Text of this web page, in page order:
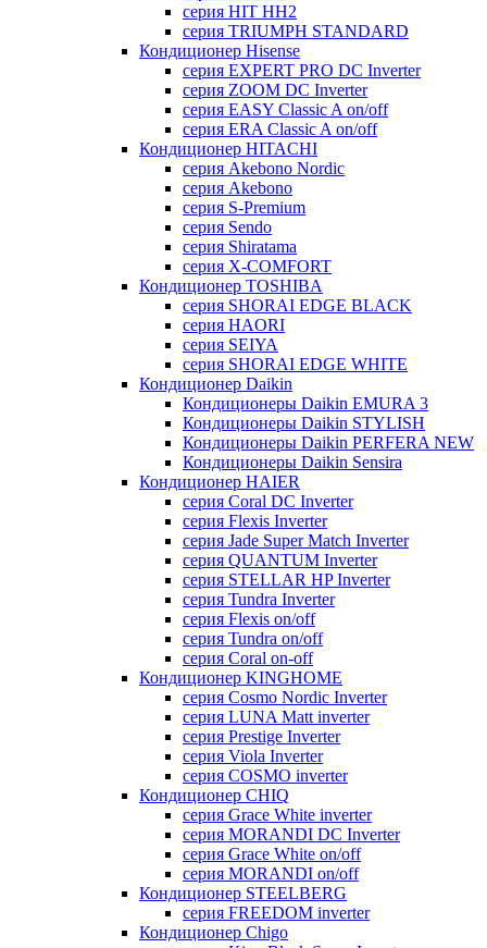
серия HIT HH2
серия TRIUMPH STANDARD
Кондиционер Hisense
серия EXPERT PRO DC Inverter
серия ZOOM DC Inverter
серия EASY Classic A on/off
серия ERA Classic A on/off
Кондиционер HITACHI
cерия Akebono Nordic
серия Akebono
серия S-Premium
серия Sendo
серия Shiratama
серия X-COMFORT
Кондиционер TOSHIBA
серия SHORAI EDGE BLACK
серия HAORI
серия SEIYA
серия SHORAI EDGE WHITE
Кондиционер Daikin
Кондиционеры Daikin EMURA 3
Кондиционеры Daikin STYLISH
Кондиционеры Daikin PERFERA NEW
Кондиционеры Daikin Sensira
Кондиционер HAIER
серия Coral DC Inverter
серия Flexis Inverter
серия Jade Super Match Inverter
серия QUANTUM Inverter
серия STELLAR HP Inverter
серия Tundra Inverter
серия Flexis on/off
серия Tundra on/off
серия Coral on-off
Кондиционер KINGHOME
серия Cosmo Nordic Inverter
серия LUNA Matt inverter
серия Prestige Inverter
серия Viola Inverter
серия COSMO inverter
Кондиционер CHIQ
серия Grace White inverter
серия MORANDI DC Inverter
серия Grace White on/off
серия MORANDI on/off
Кондиционер STEELBERG
серия FREEDOM inverter
Кондиционер Chigo